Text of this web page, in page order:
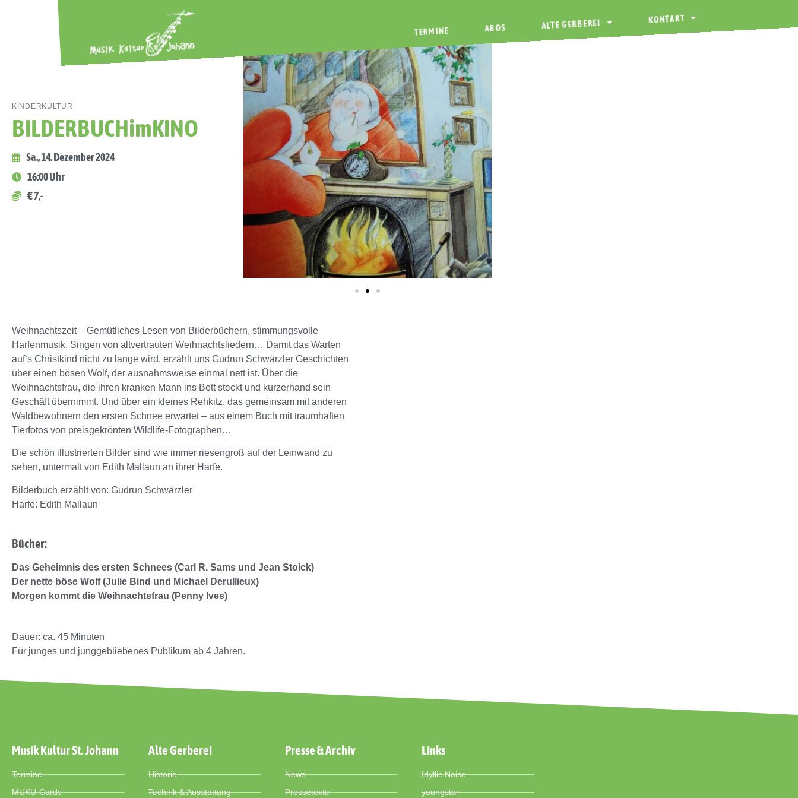
TERMINE ABOS ALTE GERBEREI KONTAKT
KINDERKULTUR
BILDERBUCHimKINO
Sa., 14. Dezember 2024
16:00 Uhr
€ 7,-
Weihnachtszeit – Gemütliches Lesen von Bilderbüchern, stimmungsvolle
Harfenmusik, Singen von altvertrauten Weihnachtsliedern… Damit das Warten
auf‘s Christkind nicht zu lange wird, erzählt uns Gudrun Schwärzler Geschichten
über einen bösen Wolf, der ausnahmsweise einmal nett ist. Über die
Weihnachtsfrau, die ihren kranken Mann ins Bett steckt und kurzerhand sein
Geschäft übernimmt. Und über ein kleines Rehkitz, das gemeinsam mit anderen
Waldbewohnern den ersten Schnee erwartet – aus einem Buch mit traumhaften
Tierfotos von preisgekrönten Wildlife-Fotographen…
Die schön illustrierten Bilder sind wie immer riesengroß auf der Leinwand zu
sehen, untermalt von Edith Mallaun an ihrer Harfe.
Bilderbuch erzählt von: Gudrun Schwärzler
Harfe: Edith Mallaun
Bücher:
Das Geheimnis des ersten Schnees (Carl R. Sams und Jean Stoick)
Der nette böse Wolf (Julie Bind und Michael Derullieux)
Morgen kommt die Weihnachtsfrau (Penny Ives)
Dauer: ca. 45 Minuten
Für junges und junggebliebenes Publikum ab 4 Jahren.
Musik Kultur St. Johann
Termine
MUKU-Cards
Alte Gerberei
Historie
Technik & Ausstattung
Presse & Archiv
News
Pressetexte
Links
Idyllic Noise
youngstar